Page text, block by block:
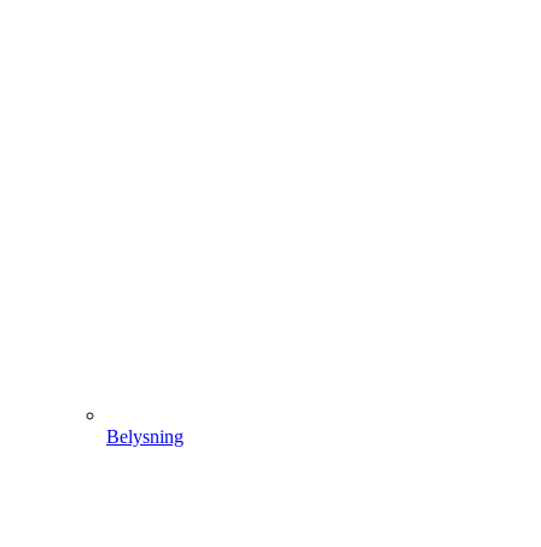
Belysning